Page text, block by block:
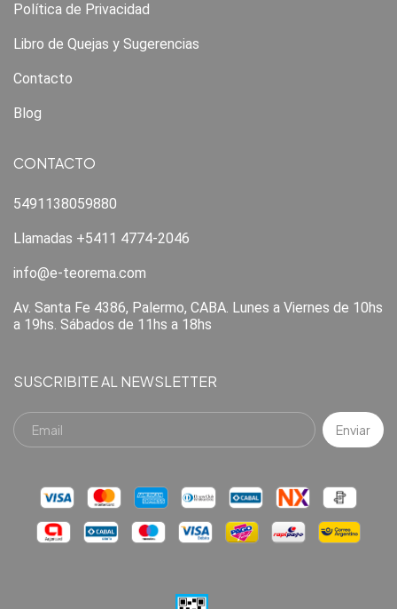
Política de Privacidad
Libro de Quejas y Sugerencias
Contacto
Blog
CONTACTO
5491138059880
Llamadas +5411 4774-2046
info@e-teorema.com
Av. Santa Fe 4386, Palermo, CABA. Lunes a Viernes de 10hs
a 19hs. Sábados de 11hs a 18hs
SUSCRIBITE AL NEWSLETTER